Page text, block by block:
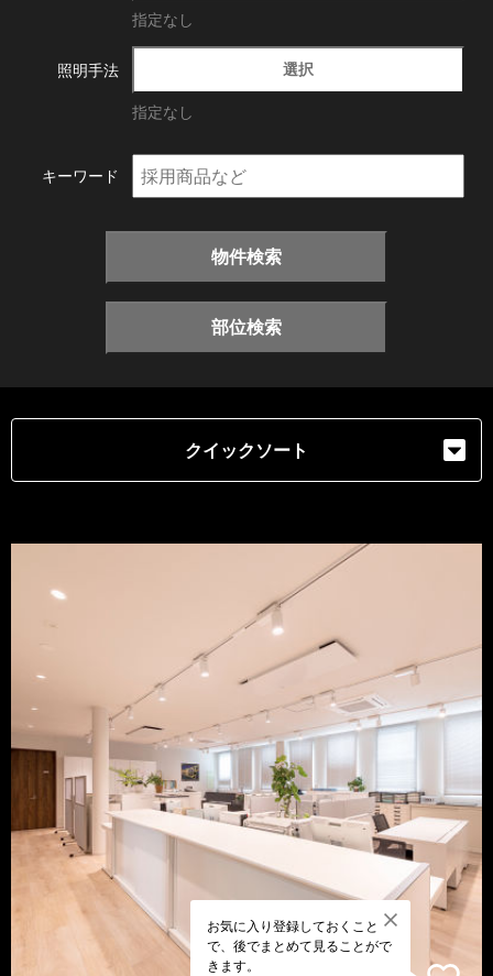
指定なし
照明手法 選択
指定なし
キーワード
物件検索
部位検索
クイックソート
お気に入り登録しておくこと
で、後でまとめて見ることがで
きます。